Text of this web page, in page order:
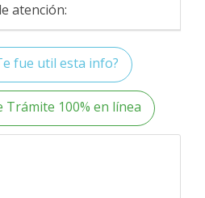
atención:
fue util esta info?
Trámite 100% en línea